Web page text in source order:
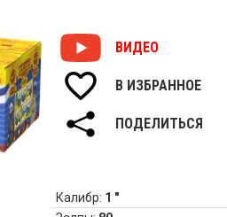
ВИДЕО
В ИЗБРАННОЕ
ПОДЕЛИТЬСЯ
Калибр: 1 "